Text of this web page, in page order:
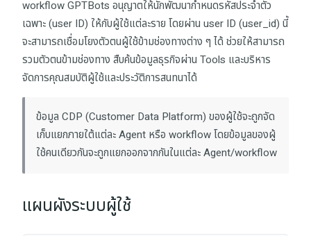
workflow GPTBots อนุญาตให้นักพัฒนากำหนดรหัสประจำตัว
เฉพาะ (user ID) ให้กับผู้ใช้แต่ละราย โดยผ่าน user ID (user_id) นี้
จะสามารถเชื่อมโยงตัวตนผู้ใช้ข้ามช่องทางต่าง ๆ ได้ ช่วยให้สามารถ
รวมตัวตนข้ามช่องทาง สืบค้นข้อมูลธุรกิจผ่าน Tools และบริหาร
จัดการคุณสมบัติผู้ใช้และประวัติการสนทนาได้
ข้อมูล CDP (Customer Data Platform) ของผู้ใช้จะถูกจัด
เก็บแยกภายใต้แต่ละ Agent หรือ workflow โดยข้อมูลของผู้
ใช้คนเดียวกันจะถูกแยกออกจากกันในแต่ละ Agent/workflow
แผนผังระบบผู้ใช้